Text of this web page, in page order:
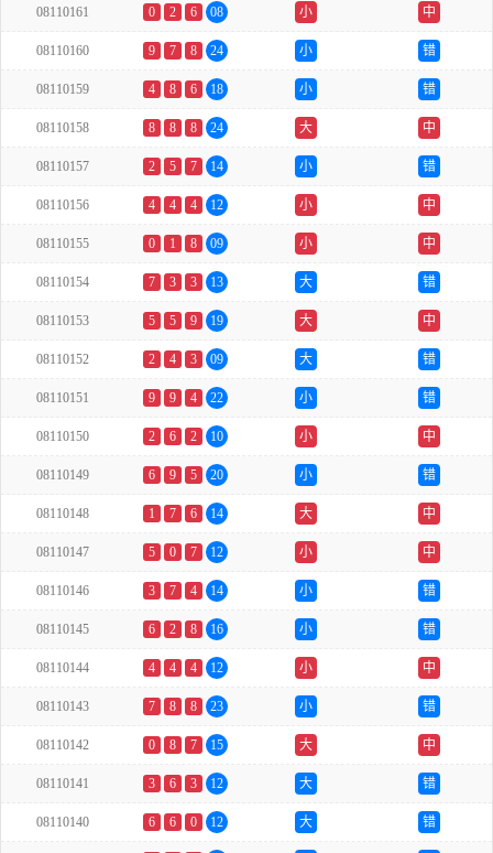
08110161 0 2 6 08 小 中
08110160 9 7 8 24 小 错
08110159 4 8 6 18 小 错
08110158 8 8 8 24 大 中
08110157 2 5 7 14 小 错
08110156 4 4 4 12 小 中
08110155 0 1 8 09 小 中
08110154 7 3 3 13 大 错
08110153 5 5 9 19 大 中
08110152 2 4 3 09 大 错
08110151 9 9 4 22 小 错
08110150 2 6 2 10 小 中
08110149 6 9 5 20 小 错
08110148 1 7 6 14 大 中
08110147 5 0 7 12 小 中
08110146 3 7 4 14 小 错
08110145 6 2 8 16 小 错
08110144 4 4 4 12 小 中
08110143 7 8 8 23 小 错
08110142 0 8 7 15 大 中
08110141 3 6 3 12 大 错
08110140 6 6 0 12 大 错